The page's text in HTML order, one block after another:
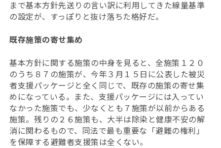
まで基本方針先送りの言い訳に利用してきた線量基準
の設定が、すっぽりと抜け落ちた格好だ。
既存施策の寄せ集め
基本方針に関する施策の中身を見ると、全施策１２０
のうち８７の施策が、今年３月１５日に公表した被災
者支援パッケージと全く同じで、既存の施策の寄せ集
めになっている。また、支援パッケージには入ってい
なかった施策でも、少なくとも７施策が以前からある
施策。残りの２６施策も、大半は除染と健康不安の解
消に関わるもので、同法で最も重要な「避難の権利」
を保障する避難者支援策は全くない。